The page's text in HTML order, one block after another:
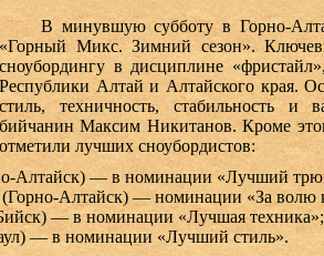
В минувшую субботу в Горно-
«Горный Микс. Зимний сезон».
сноубордингу в дисциплине
Республики Алтай и Алтайского края.
стиль, техничность, стабильность и
бийчанин Максим Никитанов. Кроме
отметили лучших сноубордистов:
Алтайск) — в номинации «Лучший
Алтайск) — номинации «За волю
— в номинации «Лучшая техника»;
— в номинации «Лучший стиль».